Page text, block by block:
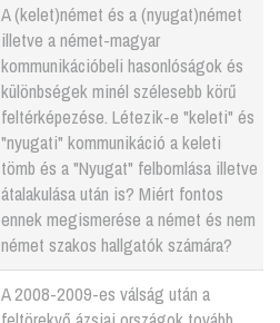
A (kelet)német és a (nyugat)német
illetve a német-magyar
kommunikációbeli hasonlóságok és
különbségek minél szélesebb körű
feltérképezése. Létezik-e "keleti" és
"nyugati" kommunikáció a keleti
tömb és a "Nyugat" felbomlása illetve
átalakulása után is? Miért fontos
ennek megismerése a német és nem
német szakos hallgatók számára?
A 2008-2009-es válság után a